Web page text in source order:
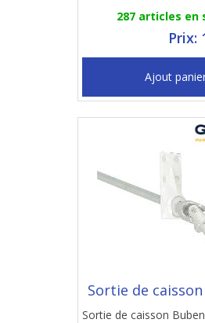
287 articles en
Prix:
Ajout
Sortie de caisson
Sortie de caisson